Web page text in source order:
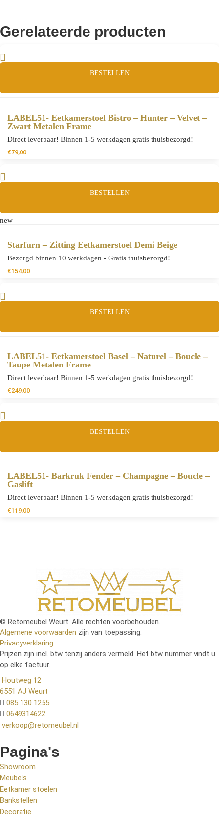
Gerelateerde producten
BESTELLEN
LABEL51- Eetkamerstoel Bistro – Hunter – Velvet –
Zwart Metalen Frame
Direct leverbaar! Binnen 1-5 werkdagen gratis thuisbezorgd!
€79,00
BESTELLEN
new
Starfurn – Zitting Eetkamerstoel Demi Beige
Bezorgd binnen 10 werkdagen - Gratis thuisbezorgd!
€154,00
BESTELLEN
LABEL51- Eetkamerstoel Basel – Naturel – Boucle –
Taupe Metalen Frame
Direct leverbaar! Binnen 1-5 werkdagen gratis thuisbezorgd!
€249,00
BESTELLEN
LABEL51- Barkruk Fender – Champagne – Boucle –
Gaslift
Direct leverbaar! Binnen 1-5 werkdagen gratis thuisbezorgd!
€119,00
© Retomeubel Weurt. Alle rechten voorbehouden.
Algemene voorwaarden zijn van toepassing.
Privacyverklaring.
Prijzen zijn incl. btw tenzij anders vermeld. Het btw nummer vindt u
op elke factuur.
Houtweg 12
6551 AJ Weurt
085 130 1255
0649314622
verkoop@retomeubel.nl
Pagina's
Showroom
Meubels
Eetkamer stoelen
Bankstellen
Decoratie